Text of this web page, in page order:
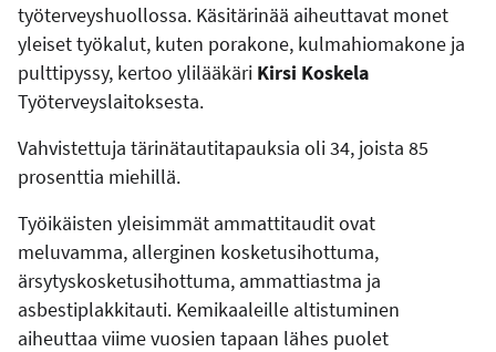
työterveyshuollossa. Käsitärinää aiheuttavat monet
yleiset työkalut, kuten porakone, kulmahiomakone ja
pulttipyssy, kertoo ylilääkäri Kirsi Koskela
Työterveyslaitoksesta.
Vahvistettuja tärinätautitapauksia oli 34, joista 85
prosenttia miehillä.
Työikäisten yleisimmät ammattitaudit ovat
meluvamma, allerginen kosketusihottuma,
ärsytyskosketusihottuma, ammattiastma ja
asbestiplakkitauti. Kemikaaleille altistuminen
aiheuttaa viime vuosien tapaan lähes puolet